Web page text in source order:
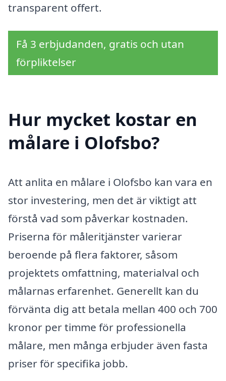
transparent offert.
Få 3 erbjudanden, gratis och utan
förpliktelser
Hur mycket kostar en
målare i Olofsbo?
Att anlita en målare i Olofsbo kan vara en
stor investering, men det är viktigt att
förstå vad som påverkar kostnaden.
Priserna för måleritjänster varierar
beroende på flera faktorer, såsom
projektets omfattning, materialval och
målarnas erfarenhet. Generellt kan du
förvänta dig att betala mellan 400 och 700
kronor per timme för professionella
målare, men många erbjuder även fasta
priser för specifika jobb.